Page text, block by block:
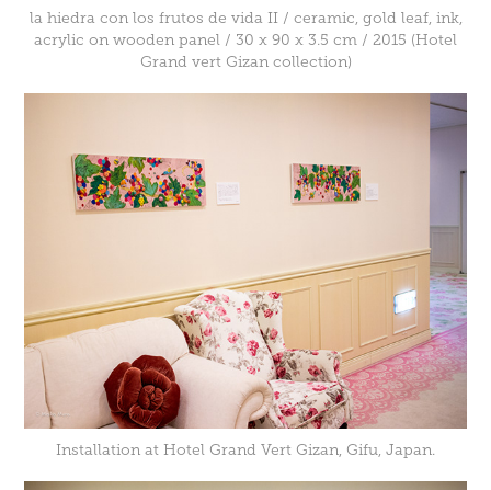
la hiedra con los frutos de vida II / ceramic, gold leaf, ink,
acrylic on wooden panel / 30 x 90 x 3.5 cm / 2015 (Hotel
Grand vert Gizan collection)
Installation at Hotel Grand Vert Gizan, Gifu, Japan.